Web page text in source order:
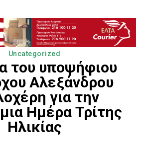
Uncategorized
του υποψήφιου
Αλεξάνδρου
για την
Ημέρα Τρίτης
Ηλικίας